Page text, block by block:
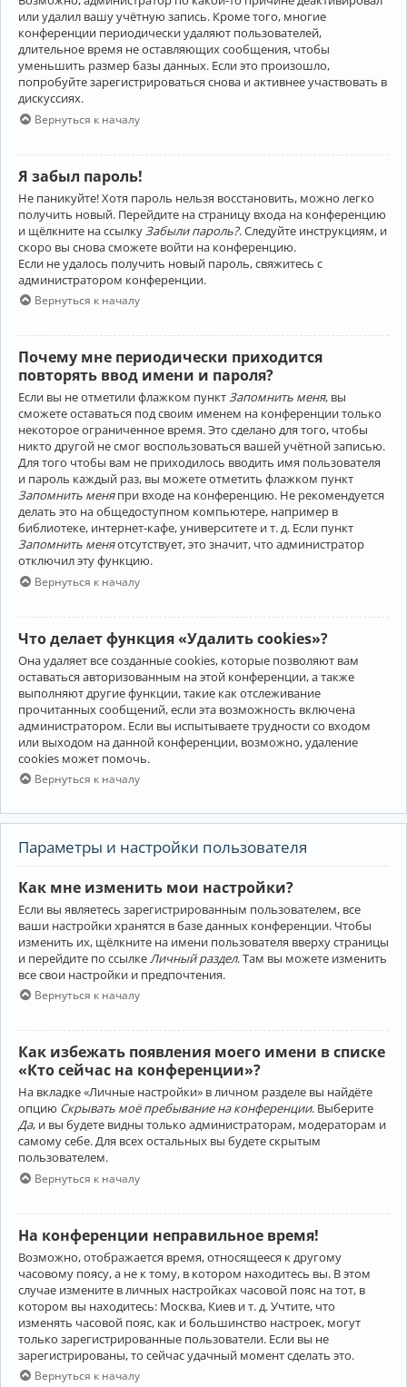
или удалил вашу учётную запись. Кроме того, многие
конференции периодически удаляют пользователей,
длительное время не оставляющих сообщения, чтобы
уменьшить размер базы данных. Если это произошло,
попробуйте зарегистрироваться снова и активнее участвовать в
дискуссиях.
Вернуться к началу
Я забыл пароль!
Не паникуйте! Хотя пароль нельзя восстановить, можно легко
получить новый. Перейдите на страницу входа на конференцию
и щёлкните на ссылку Забыли пароль?. Следуйте инструкциям, и
скоро вы снова сможете войти на конференцию.
Если не удалось получить новый пароль, свяжитесь с
администратором конференции.
Вернуться к началу
Почему мне периодически приходится
повторять ввод имени и пароля?
Если вы не отметили флажком пунктЗапомнить меня, вы
сможете оставаться под своим именем на конференции только
некоторое ограниченное время. Это сделано для того, чтобы
никто другой не смог воспользоваться вашей учётной записью.
Для того чтобы вам не приходилось вводить имя пользователя
и пароль каждый раз, вы можете отметить флажком пункт
Запомнить меняпри входе на конференцию. Не рекомендуется
делать это на общедоступном компьютере, например в
библиотеке, интернет-кафе, университете и т. д. Если пункт
Запомнить меняотсутствует, это значит, что администратор
отключил эту функцию.
Вернуться к началу
Что делает функция «Удалить cookies»?
Она удаляет все созданные cookies, которые позволяют вам
оставаться авторизованным на этой конференции, а также
выполняют другие функции, такие как отслеживание
прочитанных сообщений, если эта возможность включена
администратором. Если вы испытываете трудности со входом
или выходом на данной конференции, возможно, удаление
cookies может помочь.
Вернуться к началу
Параметры и настройки пользователя
Как мне изменить мои настройки?
Если вы являетесь зарегистрированным пользователем, все
ваши настройки хранятся в базе данных конференции. Чтобы
изменить их, щёлкните на имени пользователя вверху страницы
и перейдите по ссылке Личный раздел. Там вы можете изменить
все свои настройки и предпочтения.
Вернуться к началу
Как избежать появления моего имени в списке
«Кто сейчас на конференции»?
На вкладке «Личные настройки» в личном разделе вы найдёте
опцию Скрывать моё пребывание на конференции. Выберите
Да, и вы будете видны только администраторам, модераторам и
самому себе. Для всех остальных вы будете скрытым
пользователем.
Вернуться к началу
На конференции неправильное время!
Возможно, отображается время, относящееся к другому
часовому поясу, а не к тому, в котором находитесь вы. В этом
случае измените в личных настройках часовой пояс на тот, в
котором вы находитесь: Москва, Киев и т. д. Учтите, что
изменять часовой пояс, как и большинство настроек, могут
только зарегистрированные пользователи. Если вы не
зарегистрированы, то сейчас удачный момент сделать это.
Вернуться к началу